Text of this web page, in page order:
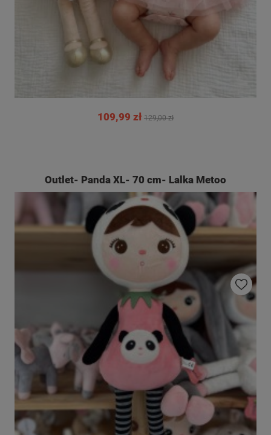
109,99 zł 129,00 zł
Outlet- Panda XL- 70 cm- Lalka Metoo
Do